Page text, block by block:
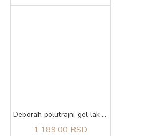
Deborah polutrajni gel lak 26 4,5 ml
1.189,00 RSD